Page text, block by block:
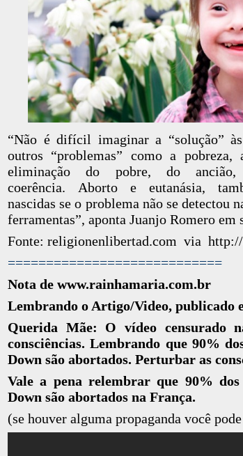
“Não é difícil imaginar a “solução”
outros “problemas” como a pobreza,
eliminação do pobre, do
coerência. Aborto e eutanásia,
nascidas se o problema não se detectou
ferramentas”, aponta Juanjo Romero em
Fonte: religionenlibertad.com via
============================
Nota de www.rainhamaria.com.br
Lembrando o Artigo/Video, publicado
Querida Mãe: O vídeo censurado
consciências. Lembrando que 90%
Down são abortados. Perturbar as
Vale a pena relembrar que 90%
Down são abortados na França.
(se houver alguma propaganda você